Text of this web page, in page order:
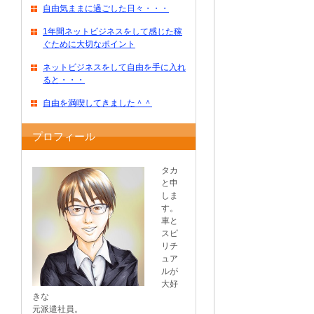
自由気ままに過ごした日々・・・
1年間ネットビジネスをして感じた稼
ぐために大切なポイント
ネットビジネスをして自由を手に入れ
ると・・・
自由を満喫してきました＾＾
プロフィール
タカ
と申
しま
す。
車と
スピ
リチ
ュア
ルが
大好
きな
元派遣社員。